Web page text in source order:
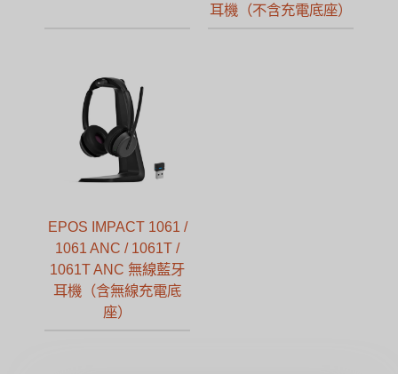
耳機（不含充電底座）
EPOS IMPACT 1061 /
1061 ANC / 1061T /
1061T ANC 無線藍牙
耳機（含無線充電底
座）